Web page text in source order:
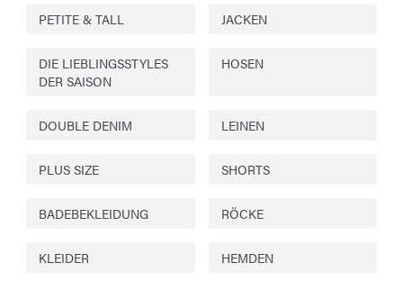
PETITE & TALL JACKEN
DIE LIEBLINGSSTYLES
DER SAISON
HOSEN
DOUBLE DENIM LEINEN
PLUS SIZE SHORTS
BADEBEKLEIDUNG RÖCKE
KLEIDER HEMDEN